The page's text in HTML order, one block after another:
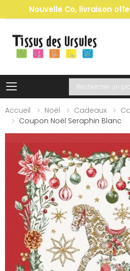
Nouvelle Co, livraison
Toggle mobile
Recherche
Accueil
Noël Cadeaux
Coupon Noël Seraphin Blanc